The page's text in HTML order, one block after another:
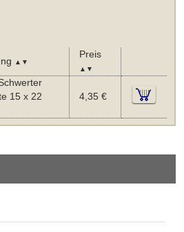
▲▼
Preis
▲▼
15 x 22
4,35 €